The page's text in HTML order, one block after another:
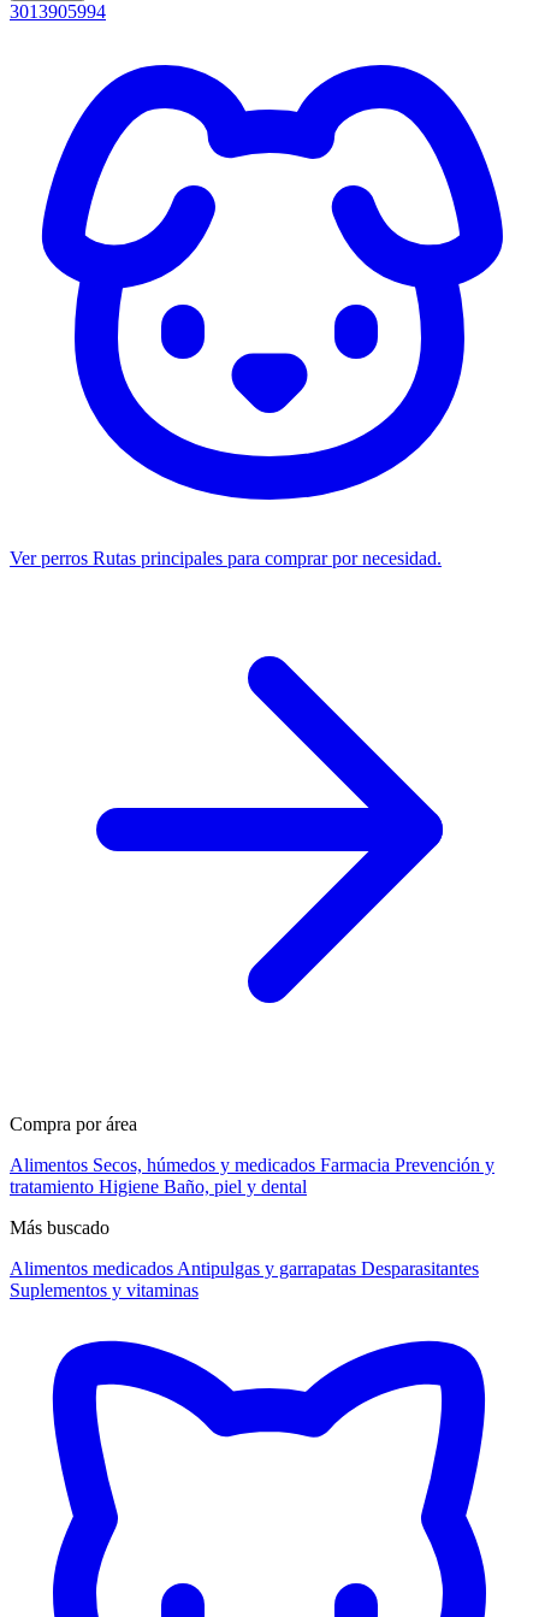
3013905994
Ver perros Rutas principales para comprar por necesidad.
Compra por área
Alimentos Secos, húmedos y medicados Farmacia Prevención y
tratamiento Higiene Baño, piel y dental
Más buscado
Alimentos medicados Antipulgas y garrapatas Desparasitantes
Suplementos y vitaminas